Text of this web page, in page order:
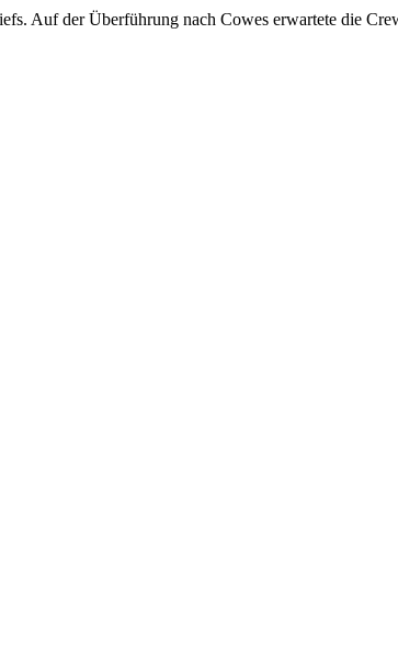
Auf der Überführung nach Cowes erwartete die